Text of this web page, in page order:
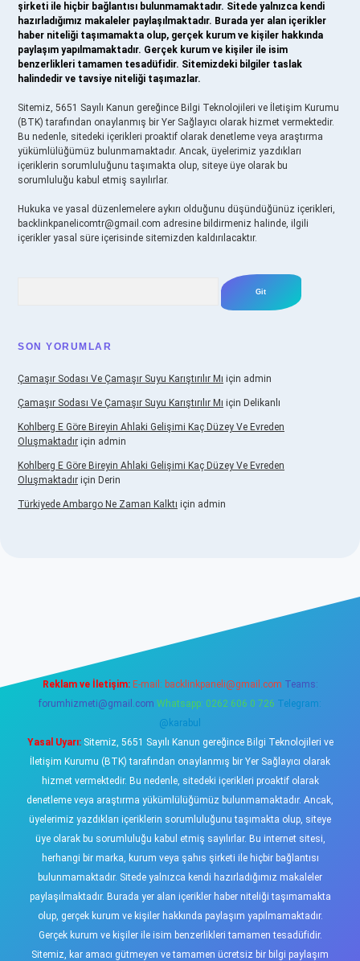
şirketi ile hiçbir bağlantısı bulunmamaktadır. Sitede yalnızca kendi
hazırladığımız makaleler paylaşılmaktadır. Burada yer alan içerikler
haber niteliği taşımamakta olup, gerçek kurum ve kişiler hakkında
paylaşım yapılmamaktadır. Gerçek kurum ve kişiler ile isim
benzerlikleri tamamen tesadüfidir. Sitemizdeki bilgiler taslak
halindedir ve tavsiye niteliği taşımazlar.
Sitemiz, 5651 Sayılı Kanun gereğince Bilgi Teknolojileri ve İletişim Kurumu
(BTK) tarafından onaylanmış bir Yer Sağlayıcı olarak hizmet vermektedir.
Bu nedenle, sitedeki içerikleri proaktif olarak denetleme veya araştırma
yükümlülüğümüz bulunmamaktadır. Ancak, üyelerimiz yazdıkları
içeriklerin sorumluluğunu taşımakta olup, siteye üye olarak bu
sorumluluğu kabul etmiş sayılırlar.
Hukuka ve yasal düzenlemelere aykırı olduğunu düşündüğünüz içerikleri,
backlinkpanelicomtr@gmail.com adresine bildirmeniz halinde, ilgili
içerikler yasal süre içerisinde sitemizden kaldırılacaktır.
SON YORUMLAR
Çamaşır Sodası Ve Çamaşır Suyu Karıştırılır Mı için admin
Çamaşır Sodası Ve Çamaşır Suyu Karıştırılır Mı için Delikanlı
Kohlberg E Göre Bireyin Ahlaki Gelişimi Kaç Düzey Ve Evreden
Oluşmaktadır için admin
Kohlberg E Göre Bireyin Ahlaki Gelişimi Kaç Düzey Ve Evreden
Oluşmaktadır için Derin
Türkiyede Ambargo Ne Zaman Kalktı için admin
Reklam ve İletişim: E-mail: backlinkpaneli@gmail.com Teams:
forumhizmeti@gmail.com Whatsapp: 0262 606 0 726 Telegram:
@karabul
Yasal Uyarı:Sitemiz, 5651 Sayılı Kanun gereğince Bilgi Teknolojileri ve
İletişim Kurumu (BTK) tarafından onaylanmış bir Yer Sağlayıcı olarak
hizmet vermektedir. Bu nedenle, sitedeki içerikleri proaktif olarak
denetleme veya araştırma yükümlülüğümüz bulunmamaktadır. Ancak,
üyelerimiz yazdıkları içeriklerin sorumluluğunu taşımakta olup, siteye
üye olarak bu sorumluluğu kabul etmiş sayılırlar. Bu internet sitesi,
herhangi bir marka, kurum veya şahıs şirketi ile hiçbir bağlantısı
bulunmamaktadır. Sitede yalnızca kendi hazırladığımız makaleler
paylaşılmaktadır. Burada yer alan içerikler haber niteliği taşımamakta
olup, gerçek kurum ve kişiler hakkında paylaşım yapılmamaktadır.
Gerçek kurum ve kişiler ile isim benzerlikleri tamamen tesadüfidir.
Sitemiz, kar amacı gütmeyen ve tamamen ücretsiz bir bilgi paylaşım